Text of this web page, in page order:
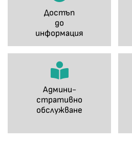
Достъп
до
информация
Админи-
стративно
обслужване